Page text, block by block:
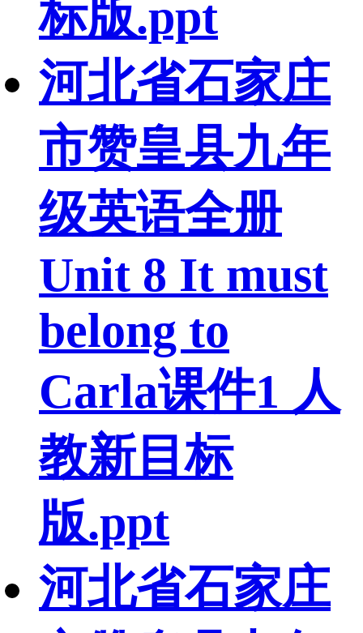
标版.ppt
河北省石家庄
市赞皇县九年
级英语全册
Unit 8 It must
belong to
Carla课件1 人
教新目标
版.ppt
河北省石家庄